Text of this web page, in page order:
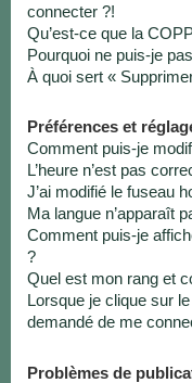
connecter ?!
Qu’est-ce que la
Pourquoi ne puis-je
À quoi sert «
Préférences et
Comment puis-je
L’heure n’est pas
J’ai modifié le fuseau
Ma langue n’apparaît
Comment puis-je
?
Quel est mon rang et
Lorsque je clique sur
demandé de me
Problèmes de